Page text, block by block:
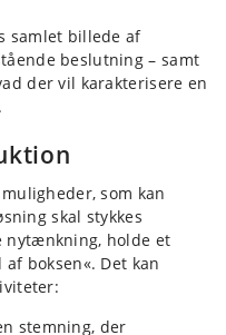
samlet billede af
beslutning – samt
der vil karakterisere en
som kan
skal stykkes
nytænkning, holde et
boksen«. Det kan
stemning, der